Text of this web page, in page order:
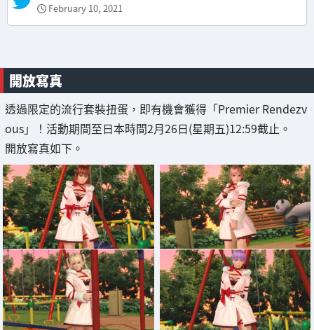
February 10, 2021
開放寫真
透過限定的流行套裝扭蛋，即有機會獲得「Premier Rendezv
ous」！活動期間至日本時間2月26日(星期五)12:59截止。
開放寫真如下。